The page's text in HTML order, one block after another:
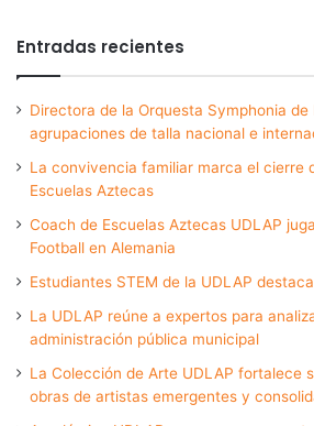
Entradas recientes
Directora de la Orquesta Symphonia de
agrupaciones de talla nacional e
La convivencia familiar marca el cierre
Escuelas Aztecas
Coach de Escuelas Aztecas UDLAP
Football en Alemania
Estudiantes STEM de la UDLAP
La UDLAP reúne a expertos para
administración pública municipal
La Colección de Arte UDLAP fortalece
obras de artistas emergentes y